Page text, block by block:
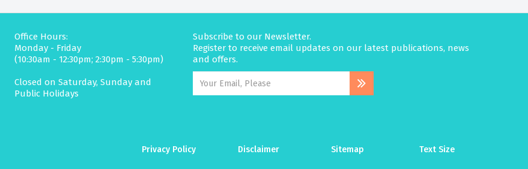
Office Hours:
Monday - Friday
(10:30am - 12:30pm; 2:30pm - 5:30pm)
Closed on Saturday, Sunday and
Public Holidays
Subscribe to our Newsletter.
Register to receive email updates on our latest publications, news
and offers.
Privacy Policy Disclaimer Sitemap Text Size